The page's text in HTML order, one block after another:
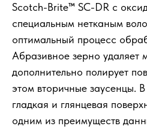
Scotch-Brite™ SC-DR с
специальным нетканым
оптимальный процесс
Абразивное зерно удаляет
дополнительно полирует
этом вторичные заусенцы. В
гладкая и глянцевая
одним из преимуществ